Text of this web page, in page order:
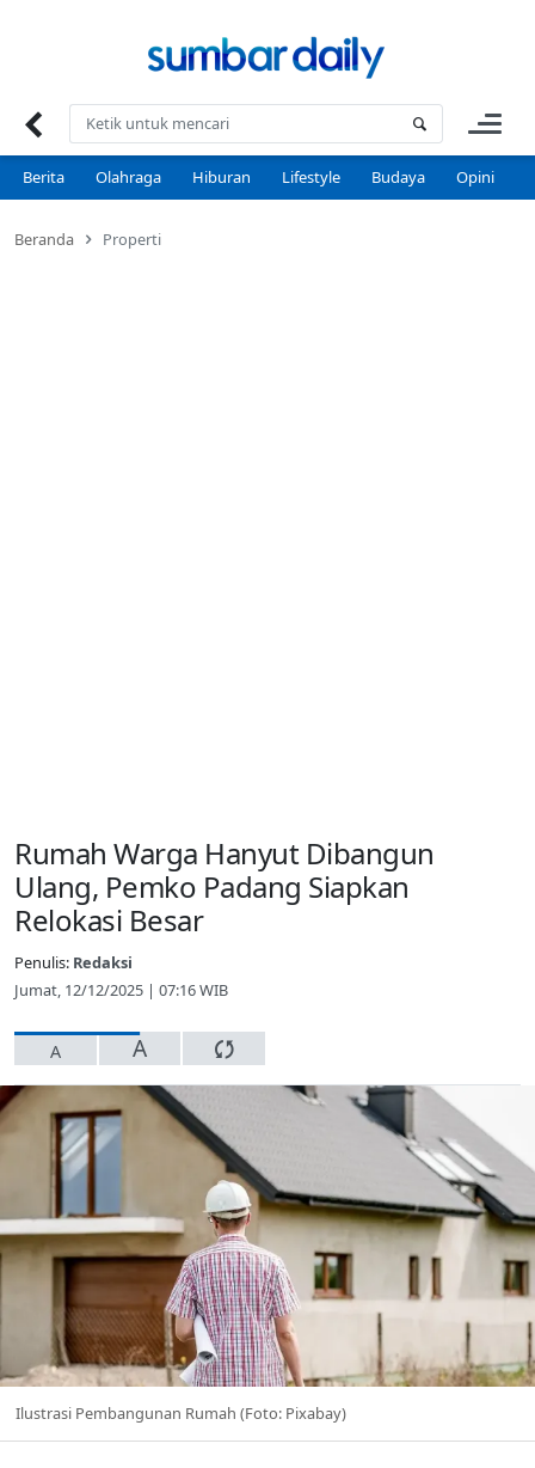
Berita Olahraga Hiburan Lifestyle Budaya Opini
Beranda Properti
Rumah Warga Hanyut Dibangun
Ulang, Pemko Padang Siapkan
Relokasi Besar
Penulis: Redaksi
Jumat, 12/12/2025 | 07:16 WIB
A A
Ilustrasi Pembangunan Rumah (Foto: Pixabay)